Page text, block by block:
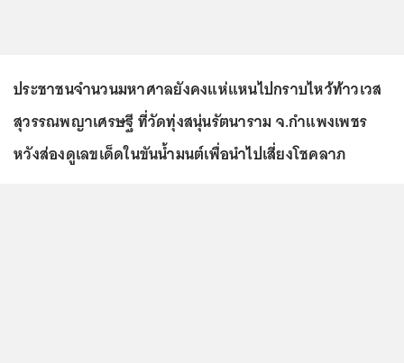
ประชาชนจำนวนมหาศาลยังคงแห่แหนไปกราบไหว้ท้าวเวส
สุวรรณพญาเศรษฐี ที่วัดทุ่งสนุ่นรัตนาราม จ.กำแพงเพชร
หวังส่องดูเลขเด็ดในขันน้ำมนต์เพื่อนำไปเสี่ยงโชคลาภ